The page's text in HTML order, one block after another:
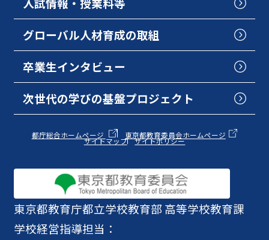
東京都教育庁都立学校教育部 高等学校教育課
学校経営指導担当：
グローバル人材育成の取組
卒業生インタビュー
次世代の学びの基盤プロジェクト
都庁総合ホームページ 東京都教育委員会ホームページ
サイトマップ サイトポリシー